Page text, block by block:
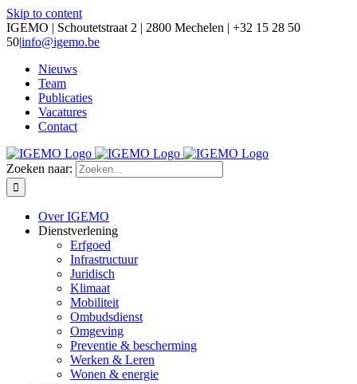
Skip to content
IGEMO | Schoutetstraat 2 | 2800 Mechelen | +32 15 28 50
50|info@igemo.be
Nieuws
Team
Publicaties
Vacatures
Contact
Zoeken naar:
Over IGEMO
Dienstverlening
Erfgoed
Infrastructuur
Juridisch
Klimaat
Mobiliteit
Ombudsdienst
Omgeving
Preventie & bescherming
Werken & Leren
Wonen & energie